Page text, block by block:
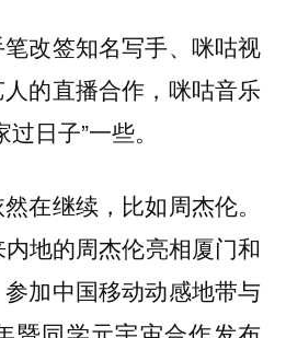
改签知名写手、咪咕视
的直播合作，咪咕音乐
日子”一些。
在继续，比如周杰伦。
地的周杰伦亮相厦门和
加中国移动动感地带与